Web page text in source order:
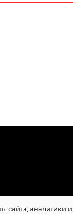
сайта, аналитики